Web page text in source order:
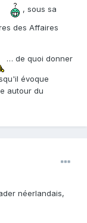
, sous sa
des Affaires
… de quoi donner
évoque
autour du
néerlandais,